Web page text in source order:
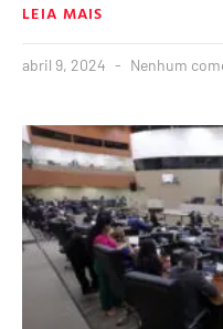
LEIA MAIS
abril 9, 2024 Nenhum